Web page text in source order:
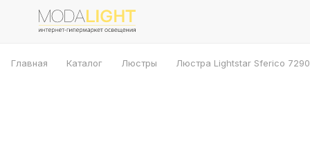
Главная Каталог Люстры Люстра Lightstar Sferico